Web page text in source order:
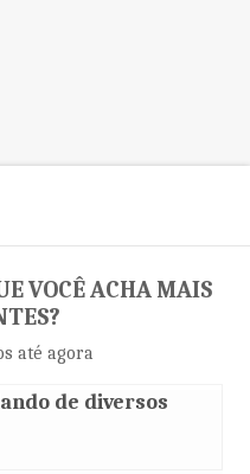
VOCÊ ACHA MAIS
até agora
de diversos